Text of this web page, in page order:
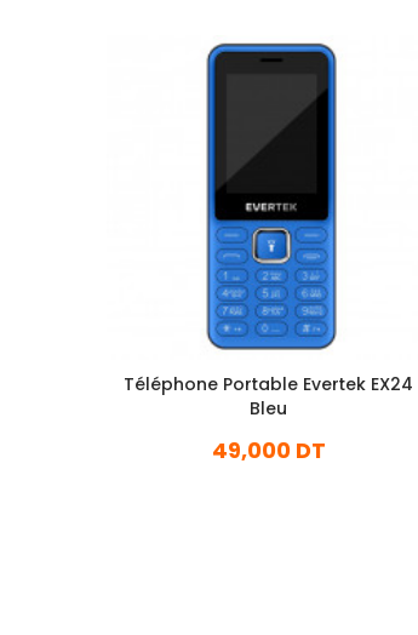
Téléphone Portable Evertek EX24
Bleu
49,000 DT